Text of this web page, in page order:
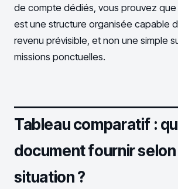
de compte dédiés, vous prouvez
est une structure organisée capable
revenu prévisible, et non une simple
missions ponctuelles.
Tableau comparatif :
document fournir selon
situation ?